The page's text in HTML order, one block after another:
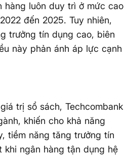
hàng luôn duy trì ở mức cao
đến 2025. Tuy nhiên,
trưởng tín dụng cao, biên
này phản ánh áp lực cạnh
trị sổ sách, Techcombank
khiến cho khả năng
tiềm năng tăng trưởng tín
ngân hàng tận dụng hệ